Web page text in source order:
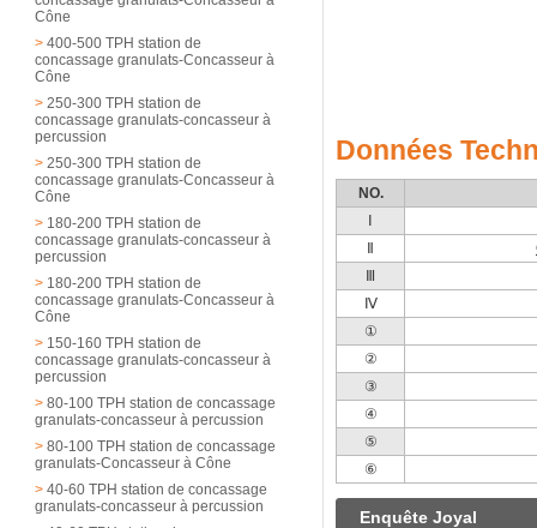
Cône
>400-500 TPH station de
concassage granulats-Concasseur à
Cône
> 250-300 TPH station de
concassage granulats-concasseur à
percussion
> 250-300 TPH station de
concassage granulats-Concasseur à
Cône
> 180-200 TPH station de
concassage granulats-concasseur à
percussion
> 180-200 TPH station de
concassage granulats-Concasseur à
Cône
> 150-160 TPH station de
concassage granulats-concasseur à
percussion
>80-100 TPH station de concassage
granulats-concasseur à percussion
>80-100 TPH station de concassage
granulats-Concasseur à Cône
>40-60 TPH station de concassage
granulats-concasseur à percussion
Données
NO.
Ⅳ
①
②
③
④
⑤
⑥